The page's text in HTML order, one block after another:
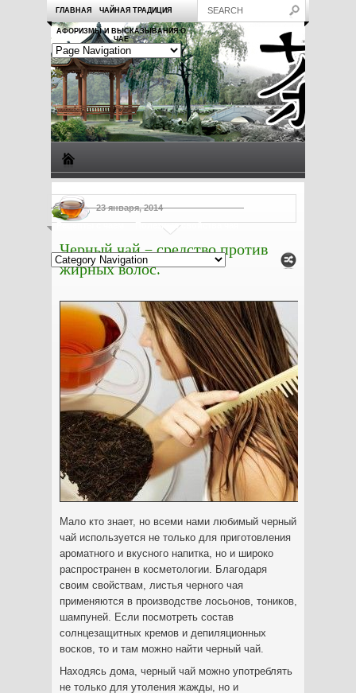
ГЛАВНАЯ ЧАЙНАЯ ТРАДИЦИЯ
АФОРИЗМЫ И ВЫСКАЗЫВАНИЯ О
ЧАЕ
Рецепты с чаем Полезные свойства чая
23 января, 2014
Черный чай – средство против
жирных волос.
Мало кто знает, но всеми нами любимый черный
чай используется не только для приготовления
ароматного и вкусного напитка, но и широко
распространен в косметологии. Благодаря
своим свойствам, листья черного чая
применяются в производстве лосьонов, тоников,
шампуней. Если посмотреть состав
солнцезащитных кремов и депиляционных
восков, то и там можно найти черный чай.
Находясь дома, черный чай можно употреблять
не только для утоления жажды, но и